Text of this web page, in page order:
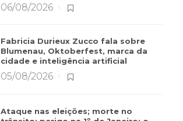
06/08/2026
Fabricia Durieux Zucco fala sobre
Blumenau, Oktoberfest, marca da
cidade e inteligência artificial
05/08/2026
Ataque nas eleições; morte no